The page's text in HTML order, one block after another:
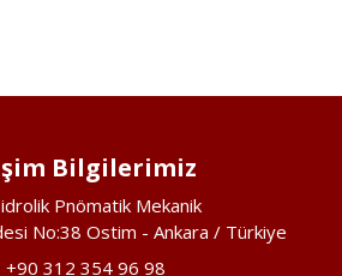
Bilgilerimiz
Pnömatik Mekanik
No:38 Ostim - Ankara / Türkiye
+90 312 354 96 98